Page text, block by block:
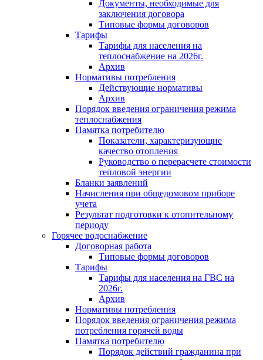
Документы, необходимые для
заключения договора
Типовые формы договоров
Тарифы
Тарифы для населения на
теплоснабжение на 2026г.
Архив
Нормативы потребления
Действующие нормативы
Архив
Порядок введения ограничения режима
теплоснабжения
Памятка потребителю
Показатели, характеризующие
качество отопления
Руководство о перерасчете стоимости
тепловой энергии
Бланки заявлений
Начисления при общедомовом приборе
учета
Результат подготовки к отопительному
периоду
Горячее водоснабжение
Договорная работа
Типовые формы договоров
Тарифы
Тарифы для населения на ГВС на
2026г.
Архив
Нормативы потребления
Порядок введения ограничения режима
потребления горячей воды
Памятка потребителю
Порядок действий гражданина при